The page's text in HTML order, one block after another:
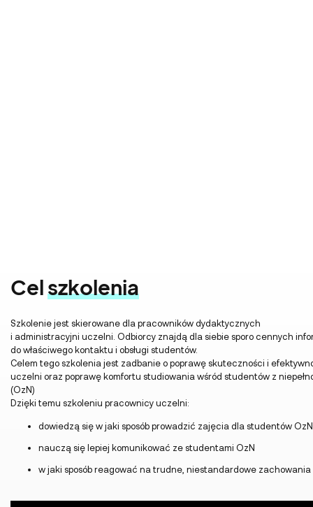
Celszkolenia
Szkolenie jest skierowane dla pracowników dydaktycznych
i administracyjni uczelni. Odbiorcy znajdą dla siebie sporo cennych
do właściwego kontaktu i obsługi studentów.
Celem tego szkolenia jest zadbanie o poprawę skuteczności i
uczelni oraz poprawę komfortu studiowania wśród studentów z
(OzN)
Dzięki temu szkoleniu pracownicy uczelni:
dowiedzą się w jaki sposób prowadzić zajęcia dla studentów OzN
nauczą się lepiej komunikować ze studentami OzN
w jaki sposób reagować na trudne, niestandardowe